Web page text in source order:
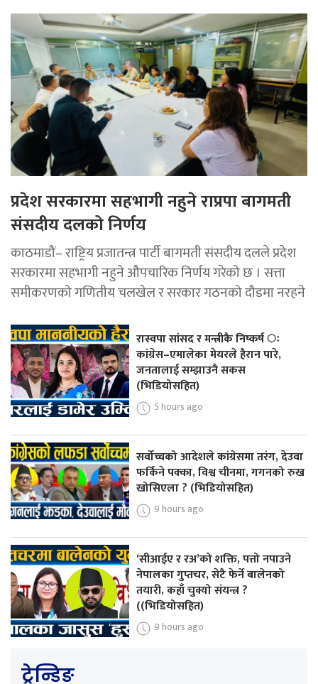
प्रदेश सरकारमा सहभागी नहुने राप्रपा बागमती
संसदीय दलको निर्णय
काठमाडौं– राष्ट्रिय प्रजातन्त्र पार्टी बागमती संसदीय दलले प्रदेश
सरकारमा सहभागी नहुने औपचारिक निर्णय गरेको छ । सत्ता
समीकरणको गणितीय चलखेल र सरकार गठनको दौडमा नरहने
रास्वपा सांसद र मन्त्रीकै निष्कर्ष ः
कांग्रेस–एमालेका मेयरले हैरान पारे,
जनतालाई सम्झाउनै सकस
(भिडियोसहित)
5 hours ago
सर्वोच्चको आदेशले कांग्रेसमा तरंग, देउवा
फर्किने पक्का, विश्व चीनमा, गगनको रुख
खोसिएला ? (भिडियोसहित)
9 hours ago
‘सीआईए र रअ’को शक्ति, पत्तो नपाउने
नेपालका गुप्तचर, सेटै फेर्ने बालेनको
तयारी, कहाँ चुक्यो संयन्त्र ?
((भिडियोसहित)
9 hours ago
ट्रेन्डिङ